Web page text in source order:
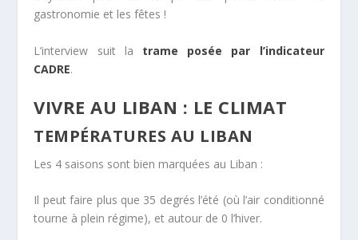
gastronomie et les fêtes !
L’interview suit la
trame posée par l’indicateur
CADRE.
VIVRE AU LIBAN : LE CLIMAT
TEMPÉRATURES AU LIBAN
Les 4 saisons sont bien marquées au Liban :
Il peut faire plus que 35 degrés l’été (où l’air conditionné
tourne à plein régime), et autour de 0 l’hiver.